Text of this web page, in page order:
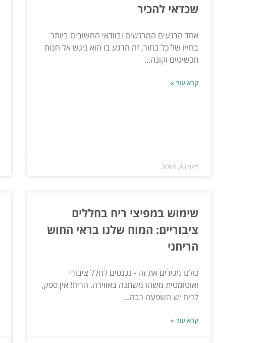
שכדאי להכיר
אחד הרגעים המרגשים ובוודאי החשובים ביותר
בחייו של כל בחור, זה הרגע בו הוא ניגש אל חנות
תכשיטים וקונה...
קרא עוד »
דצמ 20, 2018
שימוש במפיצי ריח בחללים
ציבוריים: המוח שלנו בראי החוש
הריחני
כולנו מכירים את זה - נכנסים לחלל ציבורי
ואוטומטית משהו משתנה באווירה. הריח! אין ספק,
לריח יש השפעה רבה...
קרא עוד »